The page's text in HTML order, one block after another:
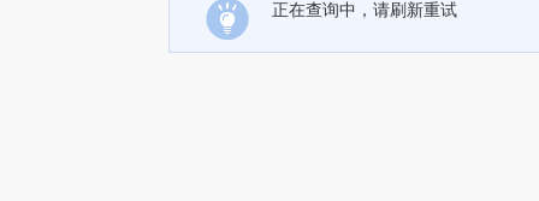
正在查询中，请刷新重试